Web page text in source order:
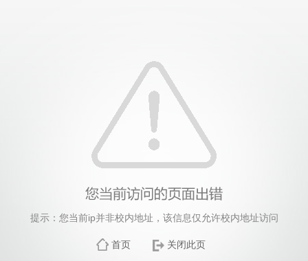
提示：您当前ip并非校内地址，该信息仅允许校内地址访问
首页 关闭此页